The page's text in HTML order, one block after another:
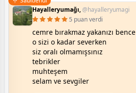
Hayalleryumağı,@hayalleryumagi
5 puan verdi
cemre bırakmaz yakanızı bence
o sizi o kadar severken
siz oralı olmamışsınız
tebrikler
muhteşem
selam ve sevgiler